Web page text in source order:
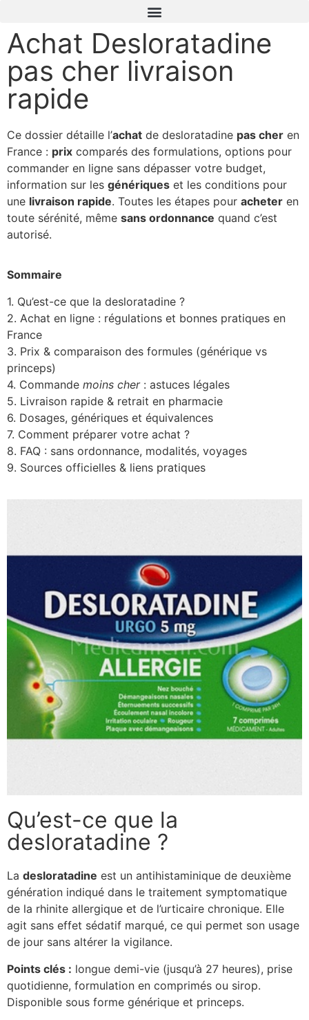
Achat Desloratadine
pas cher livraison
rapide
Ce dossier détaille l’achat de desloratadine pas cher en
France : prix comparés des formulations, options pour
commander en ligne sans dépasser votre budget,
information sur les génériques et les conditions pour
une livraison rapide. Toutes les étapes pour acheter en
toute sérénité, même sans ordonnance quand c’est
autorisé.
Sommaire
1. Qu’est-ce que la desloratadine ?
2. Achat en ligne : régulations et bonnes pratiques en
France
3. Prix & comparaison des formules (générique vs
princeps)
4. Commande moins cher: astuces légales
5. Livraison rapide & retrait en pharmacie
6. Dosages, génériques et équivalences
7. Comment préparer votre achat ?
8. FAQ : sans ordonnance, modalités, voyages
9. Sources officielles & liens pratiques
Qu’est-ce que la
desloratadine ?
La desloratadine est un antihistaminique de deuxième
génération indiqué dans le traitement symptomatique
de la rhinite allergique et de l’urticaire chronique. Elle
agit sans effet sédatif marqué, ce qui permet son usage
de jour sans altérer la vigilance.
Points clés : longue demi-vie (jusqu’à 27 heures), prise
quotidienne, formulation en comprimés ou sirop.
Disponible sous forme générique et princeps.